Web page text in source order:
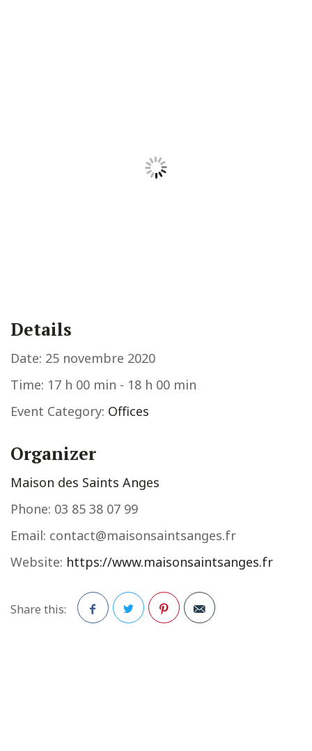
Details
Date: 25 novembre 2020
Time: 17 h 00 min - 18 h 00 min
Event Category: Offices
Organizer
Maison des Saints Anges
Phone: 03 85 38 07 99
Email: contact@maisonsaintsanges.fr
Website: https://www.maisonsaintsanges.fr
Share this: